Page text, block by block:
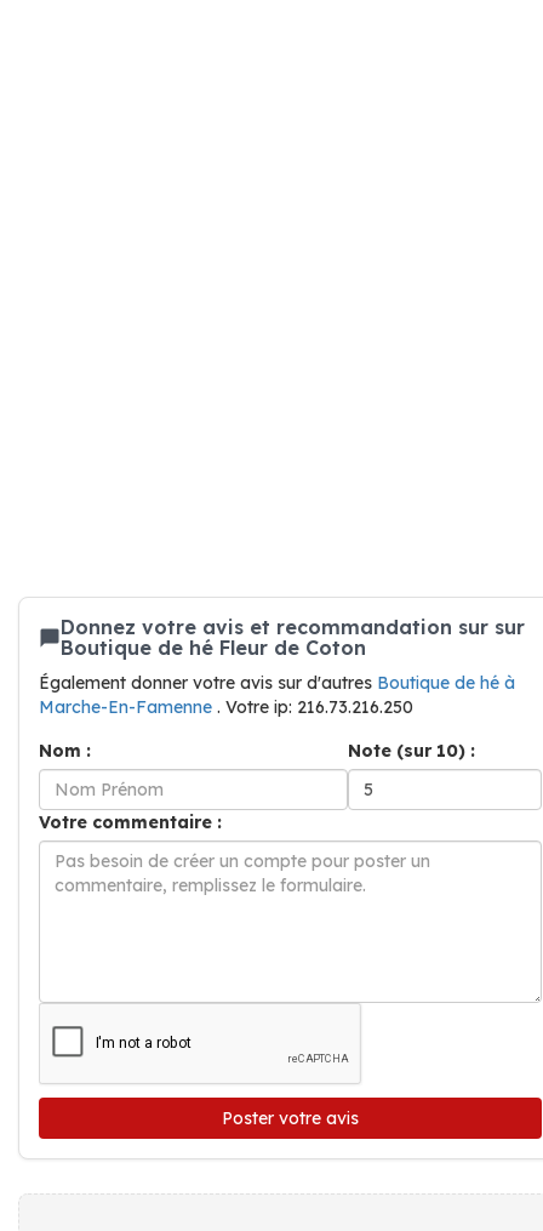
Donnez votre avis et recommandation sur sur
Boutique de hé Fleur de Coton
Également donner votre avis sur d'autres Boutique de hé à
Marche-En-Famenne . Votre ip: 216.73.216.250
Nom :
Note (sur 10) :
Votre commentaire :
Poster votre avis